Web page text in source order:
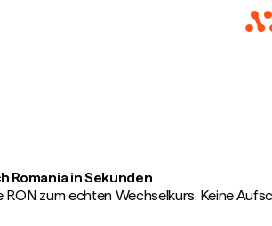
Romania in Sekunden
RON zum echten Wechselkurs. Keine